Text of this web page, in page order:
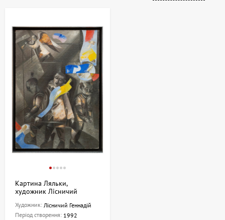
Картина Ляльки,
художник Лісничий
Художник: Лісничий Геннадій
Період створення: 1992